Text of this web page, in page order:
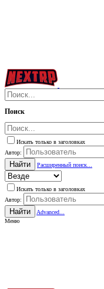
Поиск
Искать только в заголовках
Автор:
Найти Расширенный поиск...
Искать только в заголовках
Автор:
Найти
Advanced...
Меню